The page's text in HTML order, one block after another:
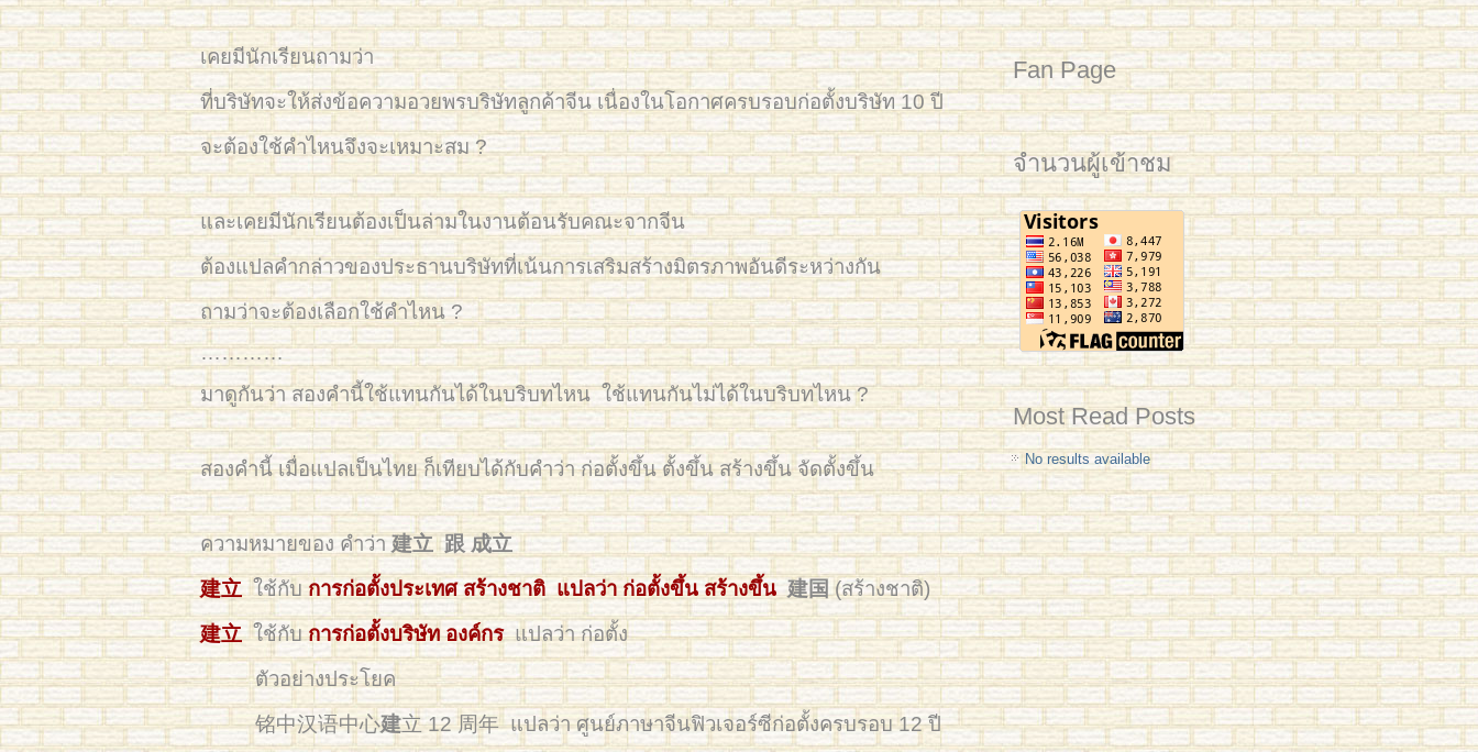
เคยมีนักเรียนถามว่า
ที่บริษัทจะให้ส่งข้อความอวยพรบริษัทลูกค้าจีน เนื่องในโอกาศครบรอบก่อตั้งบริษัท 10 ปี
จะต้องใช้คำไหนจึงจะเหมาะสม ?
และเคยมีนักเรียนต้องเป็นล่ามในงานต้อนรับคณะจากจีน
ต้องแปลคำกล่าวของประธานบริษัทที่เน้นการเสริมสร้างมิตรภาพอันดีระหว่างกัน
ถามว่าจะต้องเลือกใช้คำไหน ?
…………
มาดูกันว่า สองคำนี้ใช้แทนกันได้ในบริบทไหน ใช้แทนกันไม่ได้ในบริบทไหน ?
สองคำนี้ เมื่อแปลเป็นไทย ก็เทียบได้กับคำว่า ก่อตั้งขึ้น ตั้งขึ้น สร้างขึ้น จัดตั้งขึ้น
ความหมายของ คำว่า建立 跟 成立
建立ใช้กับ การก่อตั้งประเทศ สร้างชาติ แปลว่า ก่อตั้งขึ้น สร้างขึ้น 建国 (สร้างชาติ)
建立ใช้กับการก่อตั้งบริษัท องค์กรแปลว่า ก่อตั้ง
ตัวอย่างประโยค
铭中汉语中心建立 12 周年 แปลว่า ศูนย์ภาษาจีนฟิวเจอร์ซีก่อตั้งครบรอบ 12 ปี
Fan Page
จำนวนผู้เข้าชม
Most Read Posts
No results available